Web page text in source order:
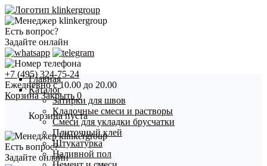
Есть вопрос?
Задайте онлайн
+7 (495) 324-75-24
Ежедневно с 10.00 до 20.00
Корзина Закрыть 0
Корзина пуста
Есть вопрос?
Задайте онлайн
Главная
Каталог
Затирки для швов
Кладочные смеси и растворы
Смеси для укладки брусчатки
Плиточный клей
Штукатурка
Наливной пол